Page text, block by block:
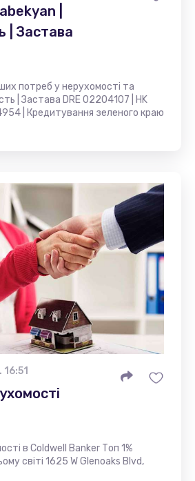
|
| Застава
потреб у нерухомості та
| Застава DRE 02204107 | HK
| Кредитування зеленого краю
в Coldwell Banker Топ 1%
світі 1625 W Glenoaks Blvd,